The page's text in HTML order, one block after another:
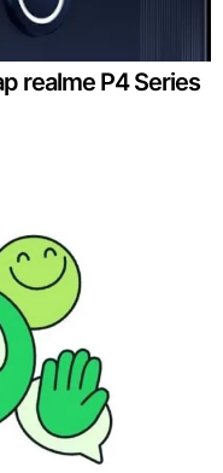
realme P4 Series